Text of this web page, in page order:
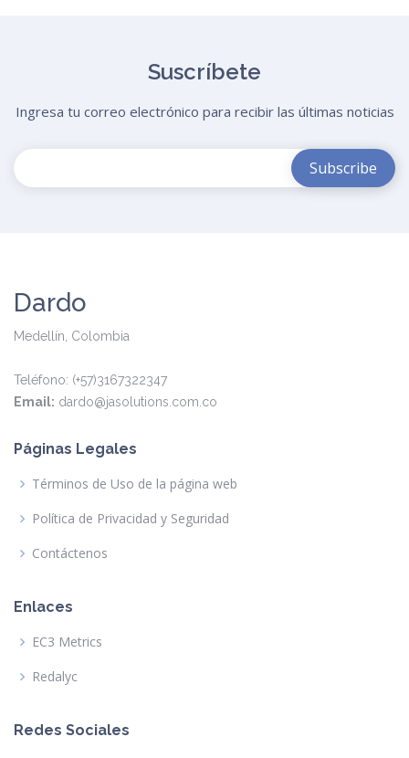
Suscríbete
Ingresa tu correo electrónico para recibir las últimas noticias
Dardo
Medellín, Colombia
Teléfono: (+57)3167322347
Email: dardo@jasolutions.com.co
Páginas Legales
Términos de Uso de la página web
Política de Privacidad y Seguridad
Contáctenos
Enlaces
EC3 Metrics
Redalyc
Redes Sociales